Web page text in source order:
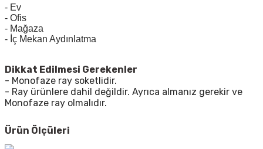
- Ev
- Ofis
- Mağaza
- İç Mekan Aydınlatma
Dikkat Edilmesi Gerekenler
- Monofaze ray soketlidir.
- Ray ürünlere dahil değildir. Ayrıca almanız gerekir ve
Monofaze ray olmalıdır.
Ürün Ölçüleri